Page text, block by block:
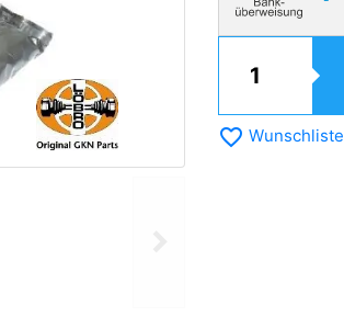
favorite_border Wunschliste